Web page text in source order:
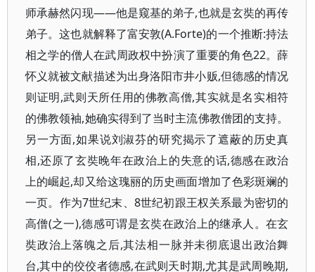
师承赫然闪现——他是窥基的弟子,也就是玄奘的再传
弟子。这也就解释了富安敦(A.Forte)的一个推断:持法
相之学的僧人在武周政权中扮演了重要的角色22。薛
怀义就被文献描述为出身洛阳市井小贩,但德感的情况
则证明,武则天所任用的佛教高僧,其实就是名实相符
的佛教领袖,她确实得到了当时主流佛教僧团的支持。
另一方面,如果说刘淑芬的研究揭示了遮蔽的历史真
相,还原了玄奘晚年在政治上的失意的话,德感在政治
上的崛起,却又给这瑰丽的历史画面增加了色彩斑斓的
一页。作为7世纪末、8世纪初跟王权关系最为密切的
高僧(之一),德感可谓是玄奘在政治上的继承人。在玄
奘政治上落魄之后,其法相一脉并未彻底退出政治舞
台,其中的佼佼者德感,在武则天时期,尤其是武周晚期,